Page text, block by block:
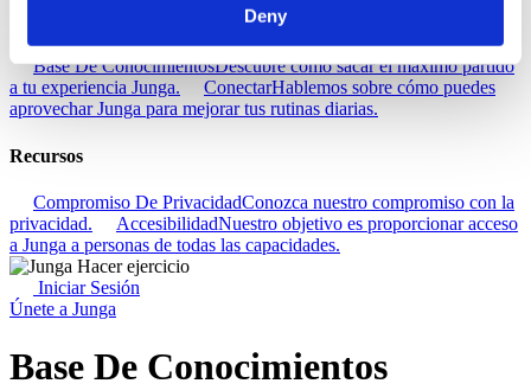
Deny
Base De ConocimientosDescubre cómo sacar el máximo partido
a tu experiencia Junga.
ConectarHablemos sobre cómo puedes
aprovechar Junga para mejorar tus rutinas diarias.
Recursos
Compromiso De PrivacidadConozca nuestro compromiso con la
privacidad.
AccesibilidadNuestro objetivo es proporcionar acceso
a Junga a personas de todas las capacidades.
Iniciar Sesión
Únete a Junga
Base De Conocimientos